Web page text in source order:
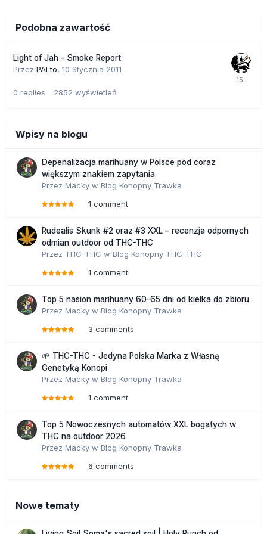
Podobna zawartość
Light of Jah - Smoke Report
Przez PALto, 10 Stycznia 2011
0 replies 2852 wyświetleń
Wpisy na blogu
Depenalizacja marihuany w Polsce pod coraz
większym znakiem zapytania
Przez Macky w Blog Konopny Trawka
1 comment
Rudealis Skunk #2 oraz #3 XXL – recenzja odpornych
odmian outdoor od THC-THC
Przez THC-THC w Blog Konopny THC-THC
1 comment
Top 5 nasion marihuany 60-65 dni od kiełka do zbioru
Przez Macky w Blog Konopny Trawka
3 comments
🌱 THC-THC - Jedyna Polska Marka z Własną
Genetyką Konopi
Przez Macky w Blog Konopny Trawka
1 comment
Top 5 Nowoczesnych automatów XXL bogatych w
THC na outdoor 2026
Przez Macky w Blog Konopny Trawka
6 comments
Nowe tematy